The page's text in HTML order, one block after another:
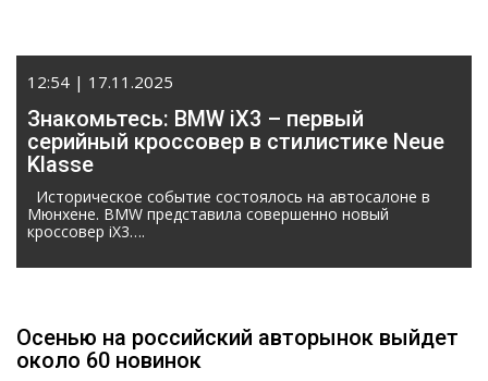
12:54 | 17.11.2025
Знакомьтесь: BMW iX3 – первый
серийный кроссовер в стилистике Neue
Klasse
Историческое событие состоялось на автосалоне в
Мюнхене. BMW представила совершенно новый
кроссовер iX3….
Осенью на российский авторынок выйдет
около 60 новинок